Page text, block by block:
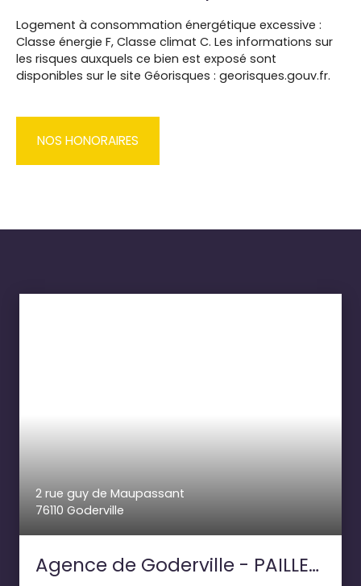
Logement à consommation énergétique excessive :
Classe énergie F, Classe climat C. Les informations sur
les risques auxquels ce bien est exposé sont
disponibles sur le site Géorisques : georisques.gouv.fr.
NOS HONORAIRES
2 rue guy de Maupassant
76110 Goderville
Agence de Goderville - PAILLETTE IMMOBILIER